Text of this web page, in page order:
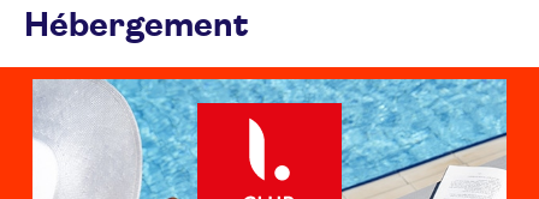
Hébergement